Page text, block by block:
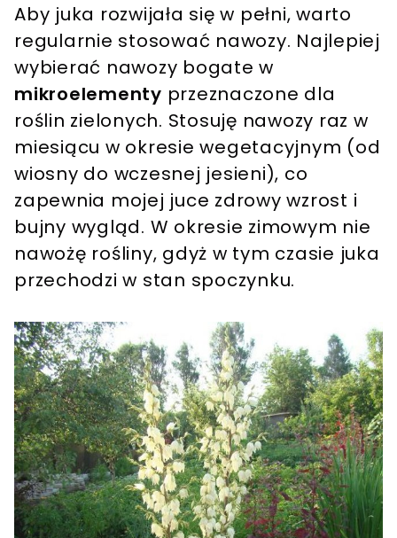
Aby juka rozwijała się w pełni, warto
regularnie stosować nawozy. Najlepiej
wybierać nawozy bogate w
mikroelementy przeznaczone dla
roślin zielonych. Stosuję nawozy raz w
miesiącu w okresie wegetacyjnym (od
wiosny do wczesnej jesieni), co
zapewnia mojej juce zdrowy wzrost i
bujny wygląd. W okresie zimowym nie
nawożę rośliny, gdyż w tym czasie juka
przechodzi w stan spoczynku.